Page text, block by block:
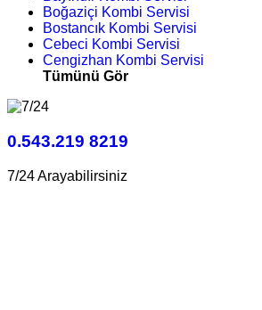
Boğaziçi Kombi Servisi
Bostancık Kombi Servisi
Cebeci Kombi Servisi
Cengizhan Kombi Servisi
Tümünü Gör
0.543.219 8219
7/24 Arayabilirsiniz